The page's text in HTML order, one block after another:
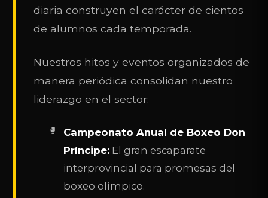
diaria construyen el carácter de cientos
de alumnos cada temporada.
Nuestros hitos y eventos organizados de
manera periódica consolidan nuestro
liderazgo en el sector:
Campeonato Anual de Boxeo Don
Príncipe: El gran escaparate
interprovincial para promesas del
boxeo olímpico.